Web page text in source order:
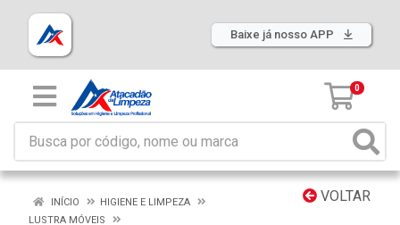
Baixe já nosso APP
0
VOLTAR
INÍCIO
HIGIENE E LIMPEZA
LUSTRA MÓVEIS